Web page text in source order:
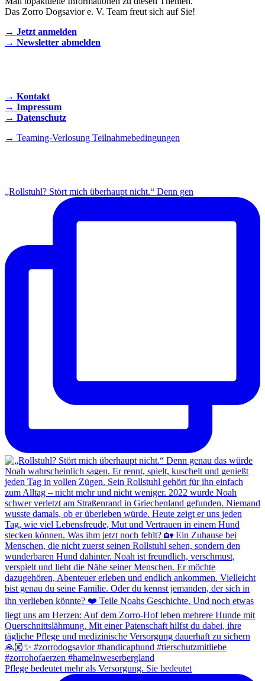
Das Zorro Dogsavior e. V. Team freut sich auf Sie!
→ Jetzt anmelden
→ Newsletter abmelden
→ Kontakt
→ Impressum
→ Datenschutz
→ Teaming-Verlosung Teilnahmebedingungen
„Rollstuhl? Stört mich überhaupt nicht.“ Denn gen
Pflege bedeutet mehr als Versorgung. Sie bedeutet